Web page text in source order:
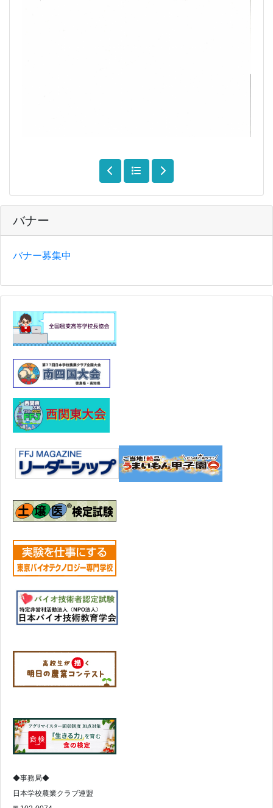
バナー
バナー募集中
◆事務局◆
日本学校農業クラブ連盟